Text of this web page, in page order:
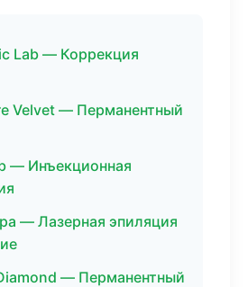
Lab — Коррекция
Velvet — Перманентный
— Инъекционная
— Лазерная эпиляция
— Перманентный